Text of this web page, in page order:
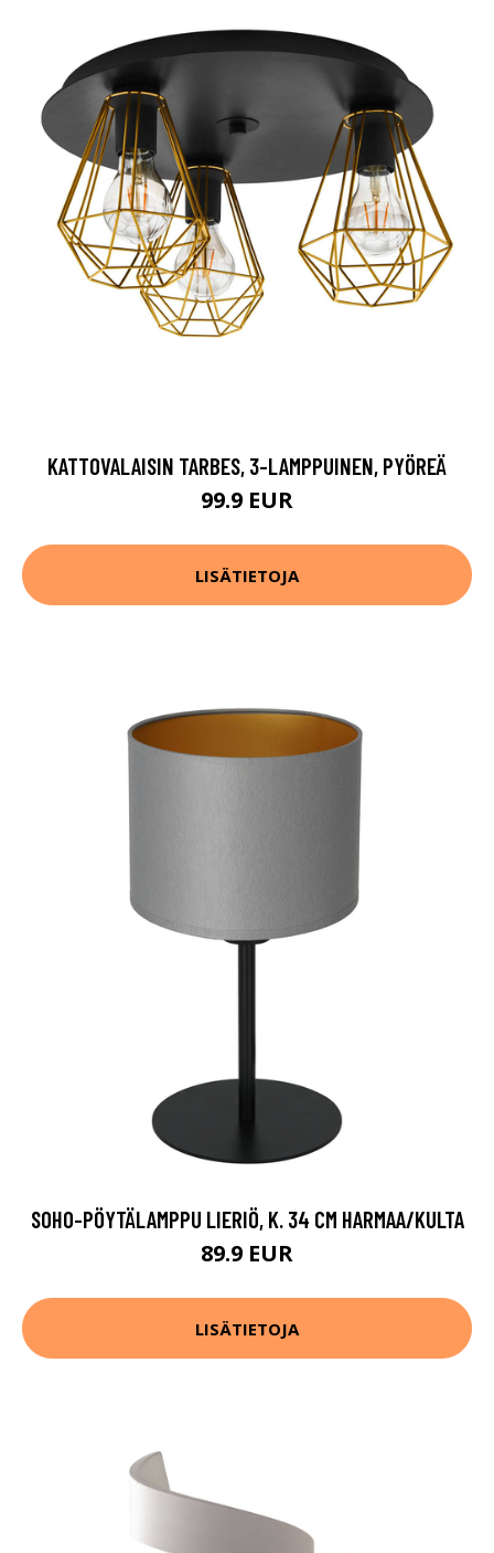
KATTOVALAISIN TARBES, 3-LAMPPUINEN, PYÖREÄ
99.9 EUR
LISÄTIETOJA
SOHO-PÖYTÄLAMPPU LIERIÖ, K. 34 CM HARMAA/KULTA
89.9 EUR
LISÄTIETOJA